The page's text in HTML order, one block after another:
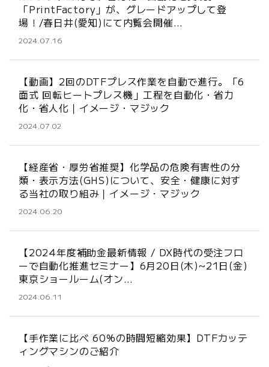
「PrintFactory」が、グレードアップして登
場！/春日井(愛知)にて内覧会開催…
2024.07.16
【動画】2回のDTFプレス作業を自動で進行。「6
面式 回転ヒートプレス機」工程を自動化・省力
化・省人化｜イメージ・マジック
2024.07.02
【経産省・厚労省推奨】化学品の危険有害性の分
類・表示方法(GHS)について、安全・健康に対す
る当社の取り組み｜イメージ・マジック
2024.06.20
【2024年度補助金最新情報 / DX時代の受注フロ
ーで自動化推進セミナー】6月20日(木)~21日(金)
東京ショールーム(オン…
2024.06.11
【手作業に比べ 60%の時間短縮効果】DTFカッテ
ィングマシンのご紹介